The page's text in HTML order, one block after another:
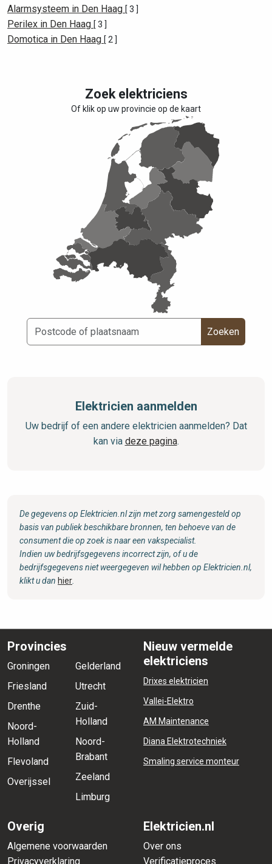
Alarmsysteem in Den Haag [ 3 ]
Perilex in Den Haag [ 3 ]
Domotica in Den Haag [ 2 ]
Zoek elektriciens
Of klik op uw provincie op de kaart
Zoeken
Elektricien aanmelden
Uw bedrijf of een andere elektricien aanmelden? Dat
kan via deze pagina.
De gegevens op Elektricien.nl zijn met zorg samengesteld op
basis van publiek beschikbare bronnen, ten behoeve van de
consument die op zoek is naar een vakspecialist.
Indien uw bedrijfsgegevens incorrect zijn, of u de
bedrijfsgegevens niet weergegeven wil hebben op Elektricien.nl,
klikt u dan hier
Provincies
Groningen
Friesland
Drenthe
Noord-
Holland
Flevoland
Overijssel
Gelderland
Utrecht
Zuid-
Holland
Noord-
Brabant
Zeeland
Limburg
Nieuw vermelde
elektriciens
Drixes elektricien
Vallei-Elektro
AM Maintenance
Diana Elektrotechniek
Smaling service monteur
Overig
Algemene voorwaarden
Privacyverklaring
Elektricien.nl
Over ons
Verificatieproces